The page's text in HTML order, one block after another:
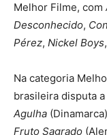
Melhor Filme, com
Desconhecido,
Pérez, Nickel Boys,
Na categoria
brasileira disputa
Agulha
Fruto Sagrado